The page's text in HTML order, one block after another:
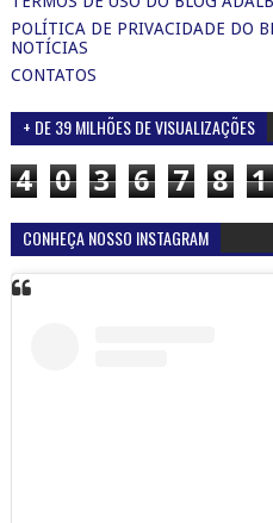
POLÍTICA DE PRIVACIDADE DO
NOTÍCIAS
CONTATOS
+ DE 39 MILHÕES DE VISUALIZAÇÕES
4 0 3 6 7 8 1
CONHEÇA NOSSO INSTAGRAM